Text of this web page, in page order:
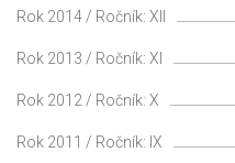
Rok 2014 / Ročník: XII
Rok 2013 / Ročník: XI
Rok 2012 / Ročník: X
Rok 2011 / Ročník: IX